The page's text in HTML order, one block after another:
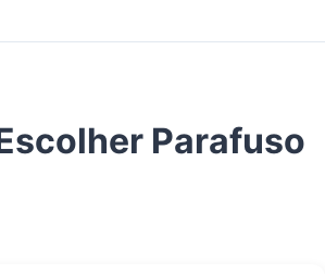
Parafuso